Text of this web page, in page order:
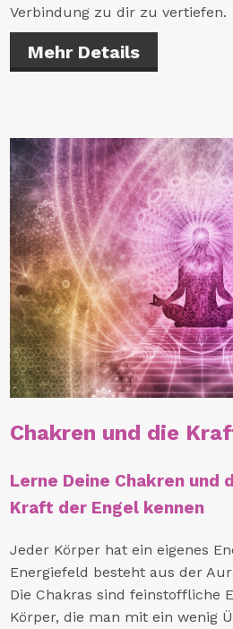
Verbindung zu dir zu vertiefen.
Mehr Details
Chakren und die
Lerne Deine Chakren und
Kraft der Engel kennen
Jeder Körper hat ein eigenes
Energiefeld besteht aus der
Die Chakras sind feinstoffliche
Körper, die man mit ein wenig